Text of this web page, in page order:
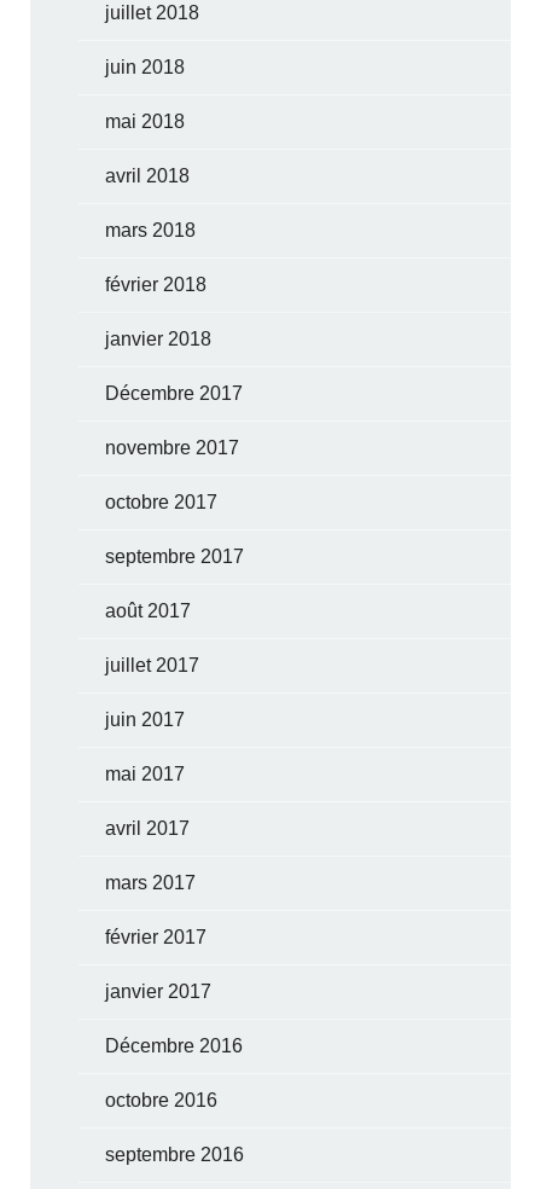
juillet 2018
juin 2018
mai 2018
avril 2018
mars 2018
février 2018
janvier 2018
Décembre 2017
novembre 2017
octobre 2017
septembre 2017
août 2017
juillet 2017
juin 2017
mai 2017
avril 2017
mars 2017
février 2017
janvier 2017
Décembre 2016
octobre 2016
septembre 2016